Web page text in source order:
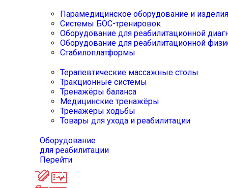
Парамедицинское оборудование и изделия
Системы БОС-тренировок
Оборудование для реабилитационной
Оборудование для реабилитационной
Стабилоплатформы
Терапевтические массажные столы
Тракционные системы
Тренажёры баланса
Медицинские тренажёры
Тренажёры ходьбы
Товары для ухода и реабилитации
Оборудование
для реабилитации
Перейти